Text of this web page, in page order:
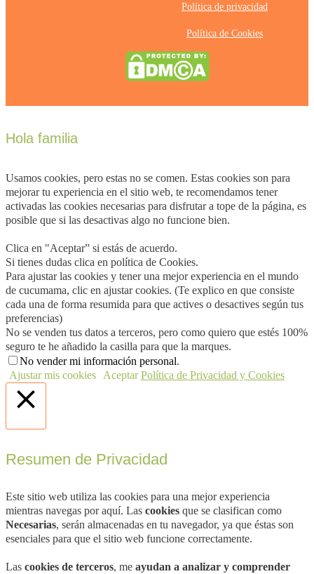
Política de privacidad
Política de Cookies
Hola familia
Usamos cookies, pero estas no se comen. Estas cookies son para
mejorar tu experiencia en el sitio web, te recomendamos tener
activadas las cookies necesarias para disfrutar a tope de la página, es
posible que si las desactivas algo no funcione bien.
Clica en "Aceptar” si estás de acuerdo.
Si tienes dudas clica en política de Cookies.
Para ajustar las cookies y tener una mejor experiencia en el mundo
de cucumama, clic en ajustar cookies. (Te explico en que consiste
cada una de forma resumida para que actives o desactives según tus
preferencias)
No se venden tus datos a terceros, pero como quiero que estés 100%
seguro te he añadido la casilla para que la marques.
No vender mi información personal.
Ajustar mis cookies
Aceptar Política de Privacidad y Cookies
Resumen de Privacidad
Este sitio web utiliza las cookies para una mejor experiencia
mientras navegas por aquí. Las cookies que se clasifican como
Necesarias, serán almacenadas en tu navegador, ya que éstas son
esenciales para que el sitio web funcione correctamente.
Las cookies de terceros, me ayudan a analizar y comprender